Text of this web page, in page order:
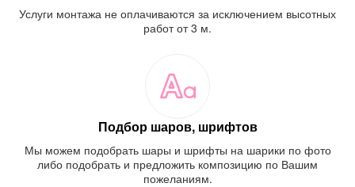
Услуги монтажа не оплачиваются за исключением высотных
работ от 3 м.
Подбор шаров, шрифтов
Мы можем подобрать шары и шрифты на шарики по фото
либо подобрать и предложить композицию по Вашим
пожеланиям.